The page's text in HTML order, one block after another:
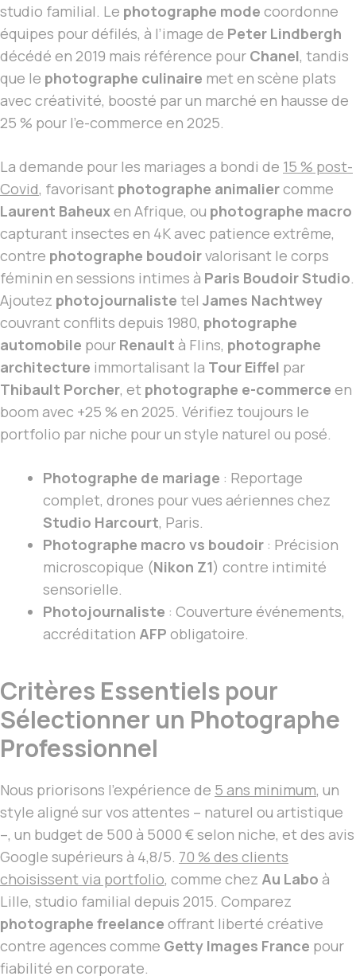
studio familial. Le photographe mode coordonne
équipes pour défilés, à l’image de Peter Lindbergh
décédé en 2019 mais référence pour Chanel, tandis
que le photographe culinaire met en scène plats
avec créativité, boosté par un marché en hausse de
25 % pour l’e-commerce en 2025.
La demande pour les mariages a bondi de 15 % post-
Covid, favorisant photographe animaliercomme
Laurent Baheuxen Afrique, ou photographe macro
capturant insectes en 4K avec patience extrême,
contre photographe boudoirvalorisant le corps
féminin en sessions intimes à Paris Boudoir Studio.
Ajoutez photojournaliste tel James Nachtwey
couvrant conflits depuis 1980, photographe
automobile pour Renault à Flins, photographe
architecture immortalisant la Tour Eiffel par
Thibault Porcher, et photographe e-commerce en
boom avec +25 % en 2025. Vérifiez toujours le
portfolio par niche pour un style naturel ou posé.
Photographe de mariage : Reportage
complet, drones pour vues aériennes chez
Studio Harcourt, Paris.
Photographe macro vs boudoir : Précision
microscopique (Nikon Z1) contre intimité
sensorielle.
Photojournaliste : Couverture événements,
accréditation AFP obligatoire.
Critères Essentiels pour
Sélectionner un Photographe
Professionnel
Nous priorisons l’expérience de 5 ans minimum, un
style aligné sur vos attentes – naturel ou artistique
–, un budget de 500 à 5000 € selon niche, et des avis
Google supérieurs à 4,8/5. 70 % des clients
choisissent via portfolio, comme chez Au Labo à
Lille, studio familial depuis 2015. Comparez
photographe freelance offrant liberté créative
contre agences comme Getty Images France pour
fiabilité en corporate.